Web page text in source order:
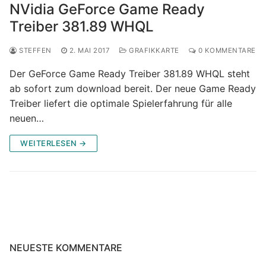
NVidia GeForce Game Ready
Treiber 381.89 WHQL
STEFFEN 2. MAI 2017 GRAFIKKARTE 0 KOMMENTARE
Der GeForce Game Ready Treiber 381.89 WHQL steht
ab sofort zum download bereit. Der neue Game Ready
Treiber liefert die optimale Spielerfahrung für alle
neuen…
WEITERLESEN →
NEUESTE KOMMENTARE